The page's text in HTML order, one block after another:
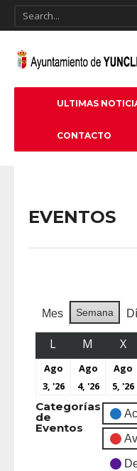
ULTIMAS
CONTACTO
EVENTOS
Mes Semana
L M X
Ago
3, '26
Ago
4, '26
Ago
5, '26
Categorías
de
Eventos